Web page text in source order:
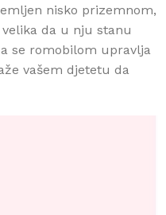
nisko prizemnom,
da u nju stanu
se romobilom upravlja
vašem djetetu da